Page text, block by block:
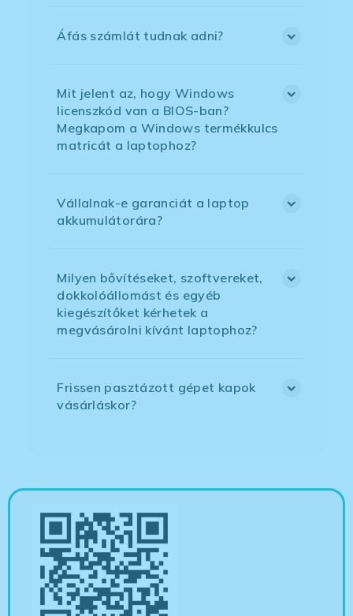
Áfás számlát tudnak adni?
Mit jelent az, hogy Windows
licenszkód van a BIOS-ban?
Megkapom a Windows termékkulcs
matricát a laptophoz?
Vállalnak-e garanciát a laptop
akkumulátorára?
Milyen bővítéseket, szoftvereket,
dokkolóállomást és egyéb
kiegészítőket kérhetek a
megvásárolni kívánt laptophoz?
Frissen pasztázott gépet kapok
vásárláskor?